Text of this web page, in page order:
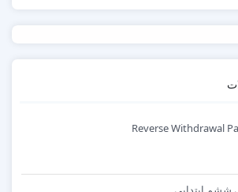
Reverse Withdrawal